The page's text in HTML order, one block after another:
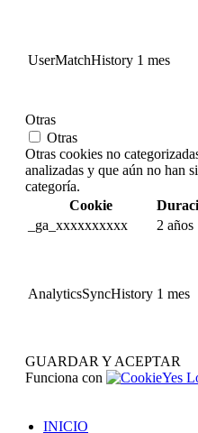
UserMatchHistory 1 mes
Otras
Otras
Otras cookies no
analizadas y que aún no han
categoría.
Cookie
_ga_xxxxxxxxxx
2 años
AnalyticsSyncHistory 1 mes
GUARDAR Y ACEPTAR
Funciona con
INICIO